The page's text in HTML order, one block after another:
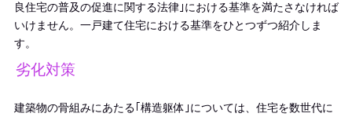
良住宅の普及の促進に関する法律｣における基準を満たさなければ
いけません。一戸建て住宅における基準をひとつずつ紹介しま
す。
劣化対策
建築物の骨組みにあたる｢構造躯体｣については、住宅を数世代に